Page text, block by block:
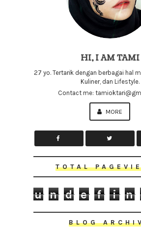
HI, I AM TAMI
27 yo. Tertarik dengan berbagai hal
Kuliner, dan Lifestyle.
Contact me:
MORE
TOTAL
u n d e f i n
BLOG